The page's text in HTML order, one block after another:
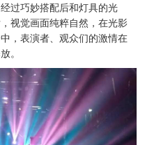
过巧妙搭配后和灯具的光
视觉画面纯粹自然，在光影
，表演者、观众们的激情在
。